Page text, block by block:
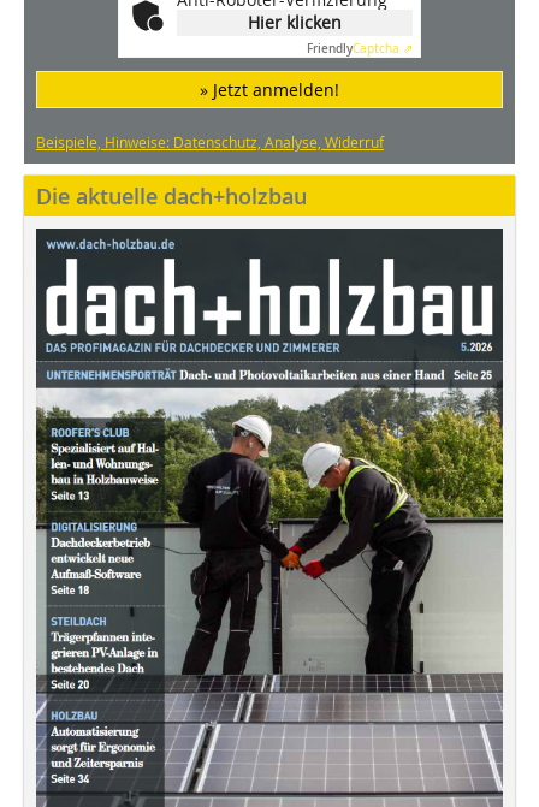
Hier klicken
FriendlyCaptcha ⇗
» Jetzt anmelden!
Beispiele, Hinweise: Datenschutz, Analyse, Widerruf
Die aktuelle dach+holzbau